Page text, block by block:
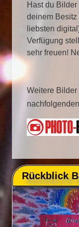
Hast du
deinem
liebsten
Verfügung
sehr freuen!
Weitere Bilder
Rückblick